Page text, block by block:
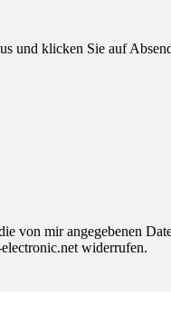
und klicken Sie auf
von mir angegebenen
widerrufen.